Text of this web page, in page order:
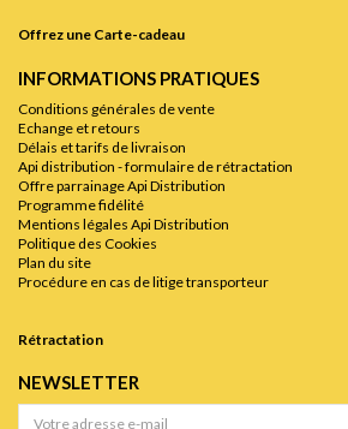
Offrez une Carte-cadeau
INFORMATIONS PRATIQUES
Conditions générales de vente
Echange et retours
Délais et tarifs de livraison
Api distribution - formulaire de rétractation
Offre parrainage Api Distribution
Programme fidélité
Mentions légales Api Distribution
Politique des Cookies
Plan du site
Procédure en cas de litige transporteur
Rétractation
NEWSLETTER